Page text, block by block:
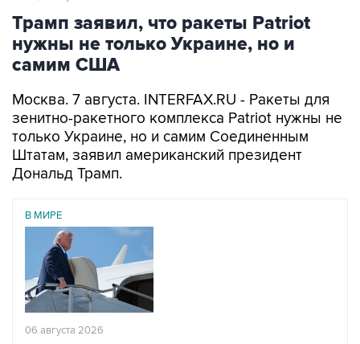
нужны не только Украине, но и
самим США
Москва. 7 августа. INTERFAX.RU - Ракеты для
только Украине, но и самим Соединенным
Штатам, заявил американский президент
Дональд Трамп.
В МИРЕ
06 августа 2026
Трамп разозлился из-за утечки информации об
истощении запасов боеприпасов